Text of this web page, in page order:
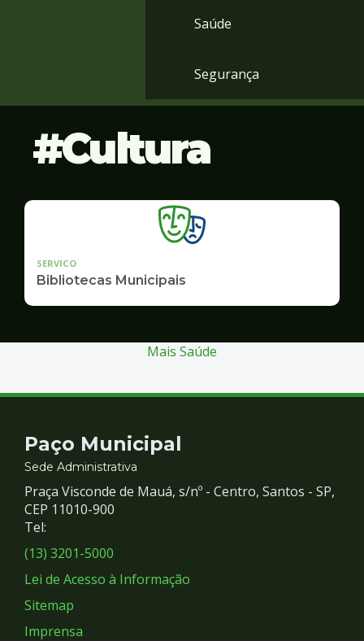
Saúde
Segurança
Cultura
SERVICO
Bibliotecas Municipais
Mais Saúde
Contato
e
Redes
Sociais
Paço Municipal
Sede Administrativa
Praça Visconde de Mauá, s/nº - Centro, Santos - SP,
CEP 11010-900
Tel:
(13) 3201-5000
Lei de Acesso à Informação
Sitemap
Imprensa